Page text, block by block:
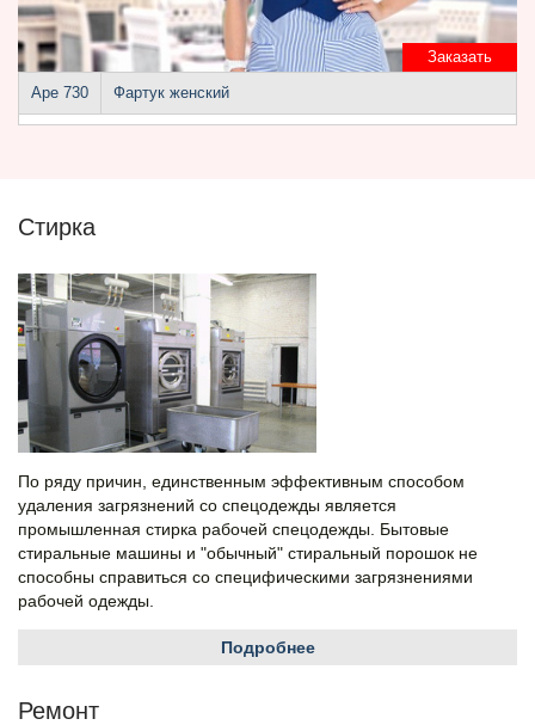
Заказать
Аре 730 Фартук женский
Стирка
По ряду причин, единственным эффективным способом
удаления загрязнений со спецодежды является
промышленная стирка рабочей спецодежды. Бытовые
стиральные машины и "обычный" стиральный порошок не
способны справиться со специфическими загрязнениями
рабочей одежды.
Подробнее
Ремонт